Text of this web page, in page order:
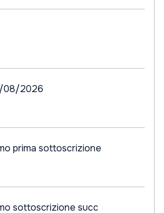
08/2026
prima sottoscrizione
sottoscrizione succ